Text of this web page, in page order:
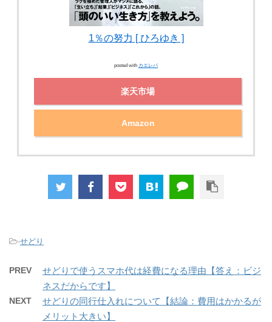
1％の努力 [ ひろゆき ]
posted with カエレバ
楽天市場
Amazon
-せどり
PREV
せどりで使うスマホ代は経費になる理由【答え：ビジ
ネスだからです】
NEXT
せどりの同行仕入れについて【結論：費用はかかるが
メリット大きい】